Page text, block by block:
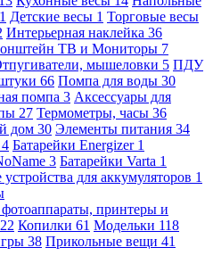
1 Детские весы 1 Торговые весы
Интерьерная наклейка 36
ТВ и Мониторы 7
мышеловки 5 ПДУ
66 Помпа для воды 30
помпа 3 Аксессуары для
27 Термометры, часы 36
дом 30 Элементы питания 34
4 Батарейки Energizer 1
3 Батарейки Varta 1
для аккумуляторов 1
фотоаппараты, принтеры и
22 Копилки 61 Модельки 118
38 Прикольные вещи 41